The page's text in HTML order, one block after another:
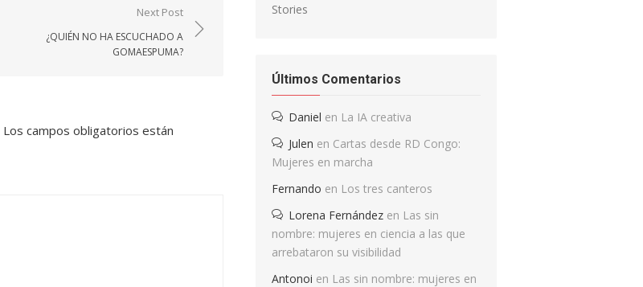
Next Post
¿QUIÉN NO HA ESCUCHADO A
GOMAESPUMA?
Los campos obligatorios están
Stories
Últimos Comentarios
Daniel en La IA creativa
Julen en Cartas desde RD Congo:
Mujeres en marcha
Fernando en Los tres canteros
Lorena Fernández en Las sin
nombre: mujeres en ciencia a las que
arrebataron su visibilidad
Antonoi en Las sin nombre: mujeres en